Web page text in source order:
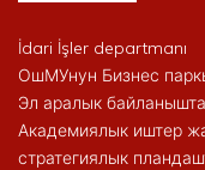
İdari İşler departmanı
ОшМУнун Бизнес
Эл аралык
Академиялык иштер
стратегиялык